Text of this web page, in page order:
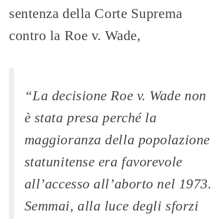
sentenza della Corte Suprema
contro la Roe v. Wade,
“La decisione Roe v. Wade non
è stata presa perché la
maggioranza della popolazione
statunitense era favorevole
all’accesso all’aborto nel 1973.
Semmai, alla luce degli sforzi